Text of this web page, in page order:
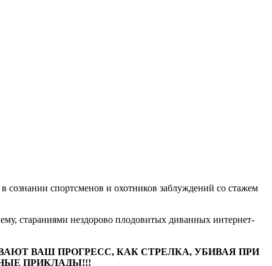
сознании спортсменов и охотников заблуждений со стажем
стараниями нездорово плодовитых диванных интернет-
ВАШ ПРОГРЕСС, КАК СТРЕЛКА, УБИВАЯ ПРИ
ПРИКЛАДЫ!!!